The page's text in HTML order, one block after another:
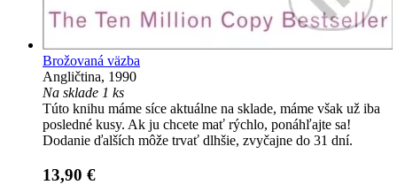
Brožovaná väzba
Angličtina, 1990
Na sklade 1 ks
Túto knihu máme síce aktuálne na sklade, máme však už iba
posledné kusy. Ak ju chcete mať rýchlo, ponáhľajte sa!
Dodanie ďalších môže trvať dlhšie, zvyčajne do 31 dní.
13,90 €